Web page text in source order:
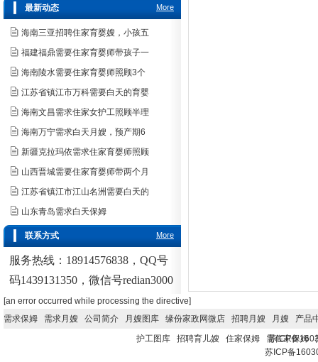
More
最新动态
海南三亚招聘住家育婴嫂，小孩五
福建福鼎需要住家育婴师带孩子一
海南陵水需要住家育婴师照顾3个
江苏省镇江市万科需要白天的育婴
海南文昌需求住家女护工照顾半理
海南万宁需求白天月嫂，预产期6
新疆克拉玛依需求住家育婴师照顾
山西晋城需要住家育婴师带两个月
江苏省镇江市江山名洲需要白天的
山东青岛需求白天保姆
More
联系方式
服务热线：18914576838，QQ号
码1439131350，微信号redian3000
[an error occurred while processing the directive]
需求保姆
需求月嫂 公司简介 月嫂图库 缘份家政网微店 招聘月嫂 月嫂
产品
护工图库
招聘育儿嫂 住家保姆 需住家保姆
苏ICP备
苏ICP备